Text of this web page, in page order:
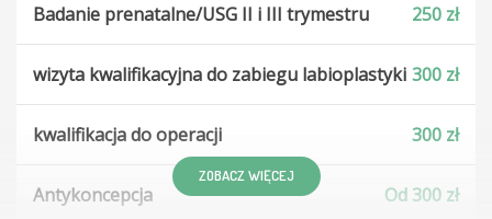
Badanie prenatalne/USG II i III trymestru 250 zł
wizyta kwalifikacyjna do zabiegu labioplastyki 300 zł
kwalifikacja do operacji 300 zł
Antykoncepcja Od 300 zł
ZOBACZ WIĘCEJ